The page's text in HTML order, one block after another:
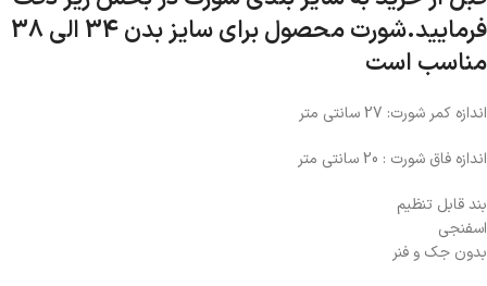
فرمایید.شورت محصول برای سایز بدن 34 الی 38
مناسب است
اندازه کمر شورت: 27 سانتی متر
اندازه فاق شورت : 20 سانتی متر
بند قابل تنظیم
اسفنجی
بدون جک و فنر